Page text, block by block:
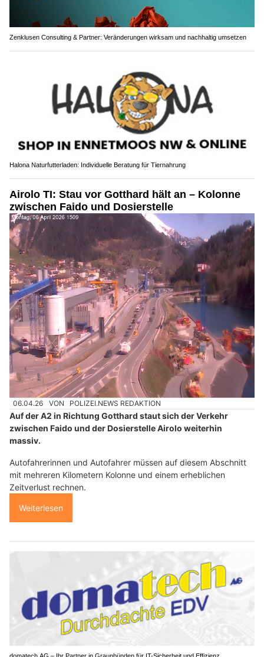
Zenklusen Consulting & Partner: Veränderungen wirksam und nachhaltig umsetzen
Halona Naturfutterladen: Individuelle Beratung für Tiernahrung
Airolo TI: Stau vor Gotthard hält an – Kolonne
zwischen Faido und Dosierstelle
06.04.26 VON POLIZEI.NEWS REDAKTION
Auf der A2 in Richtung Gotthard staut sich der Verkehr
zwischen Faido und der Dosierstelle Airolo weiterhin
massiv.
Autofahrerinnen und Autofahrer müssen auf diesem Abschnitt
mit mehreren Kilometern Kolonne und einem erheblichen
Zeitverlust rechnen.
Weiterlesen